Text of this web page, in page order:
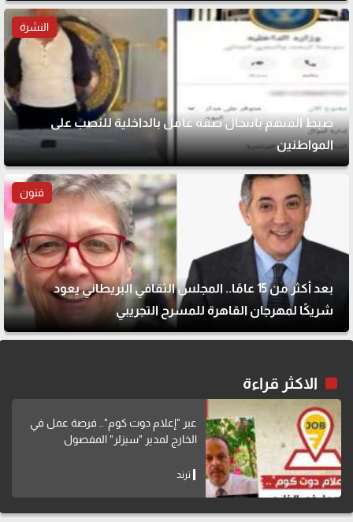
النشرة
ضبط المتهم بانتحال صفة عامل بالداخلية للنصب على
المواطنين
فنون
بعد أكثر من 15 عامًا.. المجلس الثقافي البريطاني يعود
شريكًا لمهرجان القاهرة للمسرح التجريبي
الاكثر قراءة
عبر "إعلام دوت كوم".. فرصة عمل في
الخارج لمدير "سيزلر" المفصول
ترند